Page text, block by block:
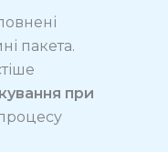
пакета.
при